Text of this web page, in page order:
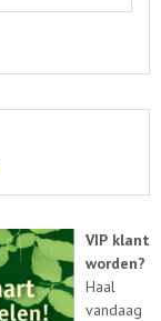
VIP klant
worden?
Haal
vandaag